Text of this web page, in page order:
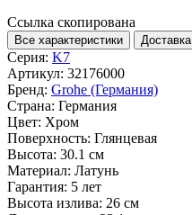
Ссылка скопирована
Все характеристики Доставка
Серия: K7
Артикул: 32176000
Бренд: Grohe (Германия)
Страна: Германия
Цвет: Хром
Поверхность: Глянцевая
Высота: 30.1 см
Материал: Латунь
Гарантия: 5 лет
Высота излива: 26 см